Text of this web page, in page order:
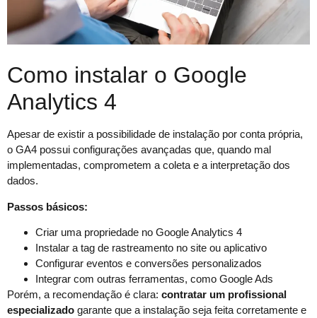
Como instalar o Google
Analytics 4
Apesar de existir a possibilidade de instalação por conta própria,
o GA4 possui configurações avançadas que, quando mal
implementadas, comprometem a coleta e a interpretação dos
dados.
Passos básicos:
Criar uma propriedade no Google Analytics 4
Instalar a tag de rastreamento no site ou aplicativo
Configurar eventos e conversões personalizados
Integrar com outras ferramentas, como Google Ads
Porém, a recomendação é clara: contratar um profissional
especializado garante que a instalação seja feita corretamente e